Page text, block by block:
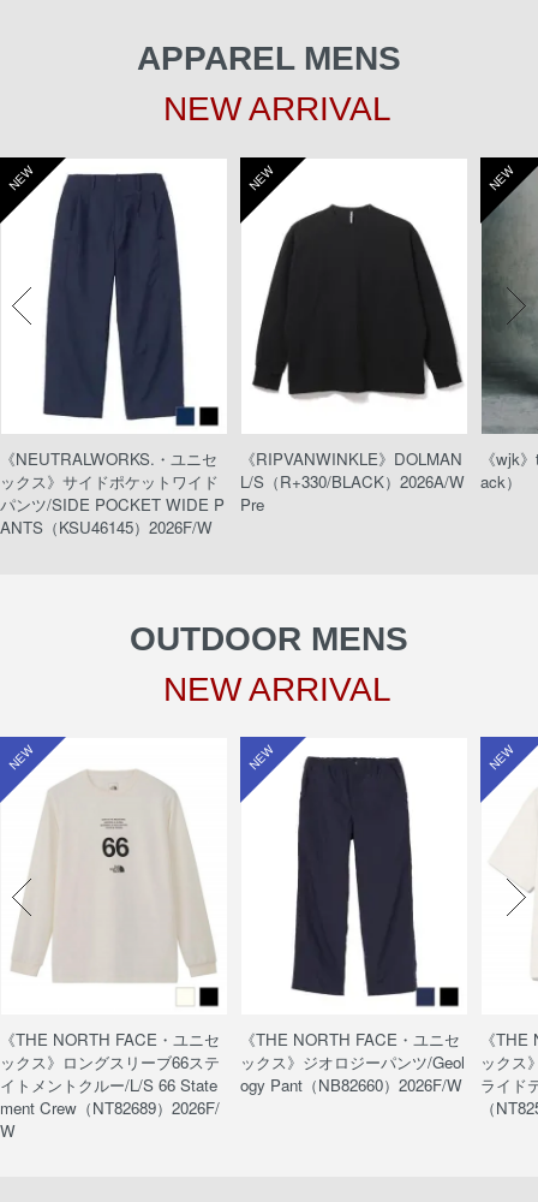
APPAREL MENS
NEW ARRIVAL
NEW
《NEUTRALWORKS.・ユニセ
ックス》サイドポケットワイド
パンツ/SIDE POCKET WIDE P
ANTS（KSU46145）2026F/W
NEW
《RIPVANWINKLE》DOLMAN
L/S（R+330/BLACK）2026A/W
Pre
NEW
《wjk
ack）
OUTDOOR MENS
NEW ARRIVAL
NEW
《THE NORTH FACE・ユニセ
ックス》ロングスリーブ66ステ
イトメントクルー/L/S 66 State
ment Crew（NT82689）2026F/
W
NEW
《THE NORTH FACE・ユニセ
ックス》ジオロジーパンツ/Geol
ogy Pant（NB82660）2026F/W
NEW
《
ックス
ライド
（